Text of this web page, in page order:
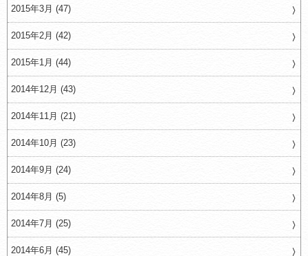
2015年3月 (47)
2015年2月 (42)
2015年1月 (44)
2014年12月 (43)
2014年11月 (21)
2014年10月 (23)
2014年9月 (24)
2014年8月 (5)
2014年7月 (25)
2014年6月 (45)